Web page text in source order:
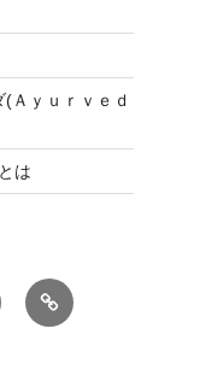
Ａｙｕｒｖｅｄ
は
リ
サ